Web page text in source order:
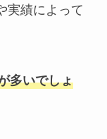
実績によって
多いでしょ